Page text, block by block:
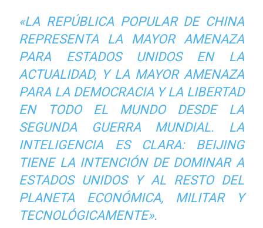
«LA REPÚBLICA POPULAR DE CHINA
REPRESENTA LA MAYOR AMENAZA
PARA ESTADOS UNIDOS EN LA
ACTUALIDAD, Y LA MAYOR AMENAZA
PARA LA DEMOCRACIA Y LA LIBERTAD
EN TODO EL MUNDO DESDE LA
SEGUNDA GUERRA MUNDIAL. LA
INTELIGENCIA ES CLARA: BEIJING
TIENE LA INTENCIÓN DE DOMINAR A
ESTADOS UNIDOS Y AL RESTO DEL
PLANETA ECONÓMICA, MILITAR Y
TECNOLÓGICAMENTE».